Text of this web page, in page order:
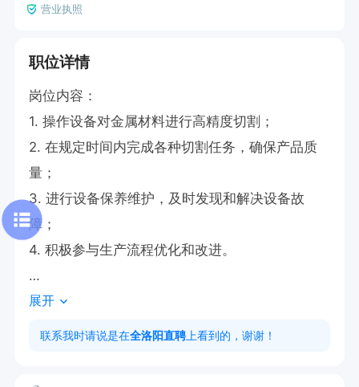
营业执照
职位详情
岗位内容：
1. 操作设备对金属材料进行高精度切割；
2. 在规定时间内完成各种切割任务，确保产品质
量；
3. 进行设备保养维护，及时发现和解决设备故
障；
4. 积极参与生产流程优化和改进。
任职要求：
1. 至少一年以上切割工作经验；
展开
联系我时请说是在全洛阳直聘 上看到的，谢谢！